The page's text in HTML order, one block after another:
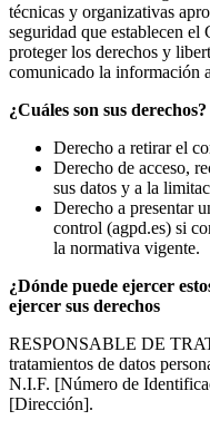
técnicas y organizativas
seguridad que establecen
proteger los derechos y
comunicado la información
¿Cuáles son sus
Derecho a retirar el
Derecho de acceso,
sus datos y a la
Derecho a presentar
control (agpd.es) si
la normativa vigente.
¿Dónde puede ejercer
ejercer sus derechos
RESPONSABLE DE
tratamientos de datos
N.I.F. [Número de
[Dirección].